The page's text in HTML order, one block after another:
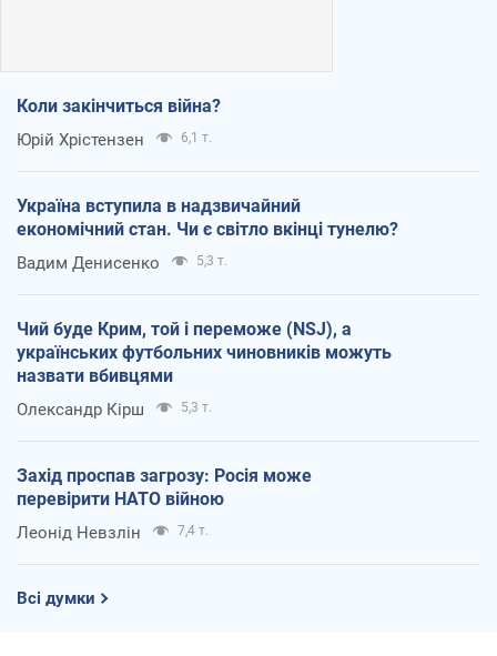
Коли закінчиться війна?
Юрій Хрістензен 6,1 т.
Україна вступила в надзвичайний
економічний стан. Чи є світло вкінці тунелю?
Вадим Денисенко 5,3 т.
Чий буде Крим, той і переможе (NSJ), а
українських футбольних чиновників можуть
назвати вбивцями
Олександр Кірш 5,3 т.
Захід проспав загрозу: Росія може
перевірити НАТО війною
Леонід Невзлін 7,4 т.
Всі думки